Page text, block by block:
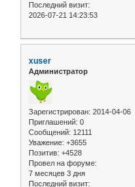
Последний визит:
2026-07-21 14:23:53
xuser
Администратор
Зарегистрирован: 2014-04-06
Приглашений: 0
Сообщений: 12111
Уважение: +3655
Позитив: +4528
Провел на форуме:
7 месяцев 3 дня
Последний визит: